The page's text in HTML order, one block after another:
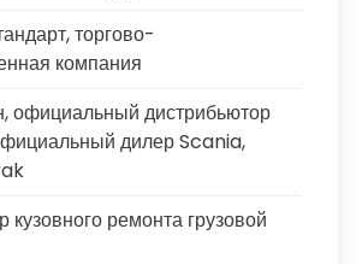
торгово-
компания
официальный дистрибьютор
дилер Scania,
кузовного ремонта грузовой